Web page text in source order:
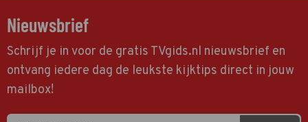
Nieuwsbrief
Schrijf je in voor de gratis TVgids.nl nieuwsbrief en
ontvang iedere dag de leukste kijktips direct in jouw
mailbox!